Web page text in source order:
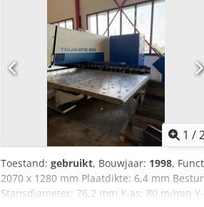
1 /
Toestand: gebruikt, Bouwjaar: 1998,
2070 x 1280 mm Plaatdikte: 6,4 mm
Stansdiameter: 76,2 mm X-as: 80 m/min